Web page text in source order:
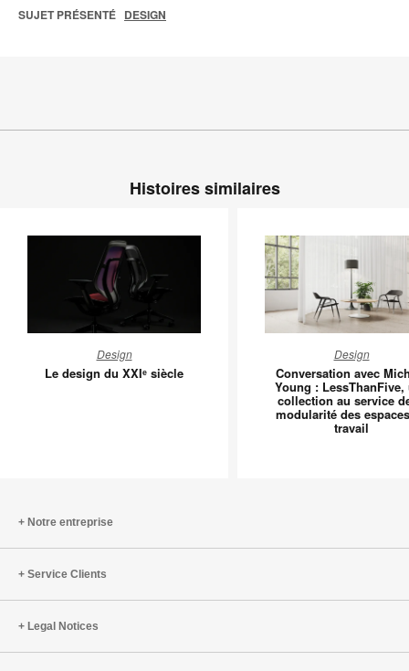
SUJET PRÉSENTÉ DESIGN
Histoires similaires
design
du
Design
Le design du XXIᵉ siècle
avec
Michael
Young
:
de
de
Design
Conversation avec
Young : LessThanFive,
collection au service
modularité des
travail
Notre entreprise
Service Clients
Legal Notices